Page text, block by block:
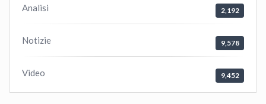
Analisi 2,192
Notizie 9,578
Video 9,452